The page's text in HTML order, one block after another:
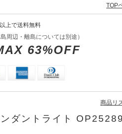
TOP
上で送料無料
周辺・離島については別途）
63%OFF
商品リ
ダントライト